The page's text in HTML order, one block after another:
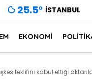
25.5° İSTANBUL
EKONOMİ
teklifini kabul ettiği